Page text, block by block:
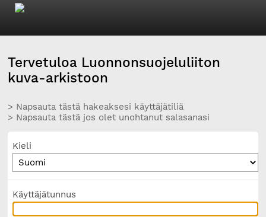
Tervetuloa Luonnonsuojeluliiton
kuva-arkistoon
> Napsauta tästä hakeaksesi käyttäjätiliä
> Napsauta tästä jos olet unohtanut salasanasi
Kieli
Käyttäjätunnus